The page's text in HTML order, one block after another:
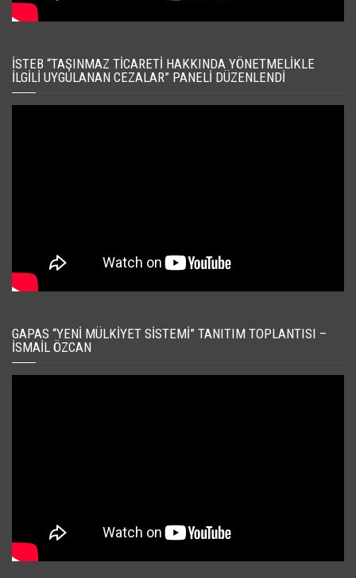
İSTEB “TAŞINMAZ TICARETI HAKKINDA YÖNETMELIKLE
İLGILI UYGULANAN CEZALAR” PANELI DÜZENLENDI
GAPAS “YENI MÜLKIYET SISTEMI” TANITIM TOPLANTISI –
İSMAIL ÖZCAN